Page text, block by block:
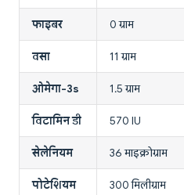
फाइबर 0 ग्राम
वसा 11 ग्राम
ओमेगा-3s 1.5 ग्राम
विटामिन डी 570 IU
सेलेनियम 36 माइक्रोग्राम
पोटेशियम 300 मिलीग्राम